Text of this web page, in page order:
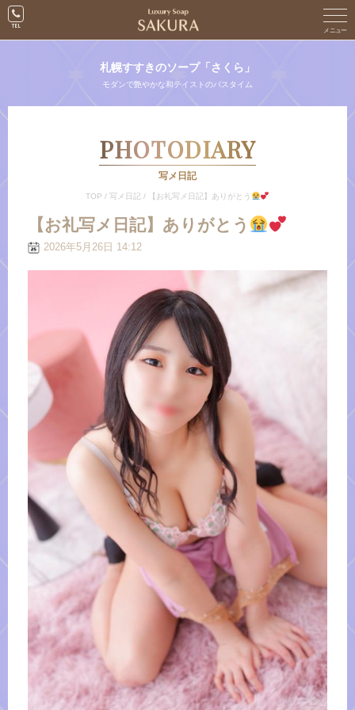
札幌すすきのソープ「さくら」
モダンで艶やかな和テイストのバスタイム
PHOTODIARY
写メ日記
TOP /写メ日記 / 【お礼写メ日記】ありがとう
【お礼写メ日記】ありがとう
2026年5月26日 14:12